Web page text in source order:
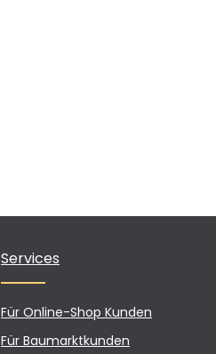
Services
Für Online-Shop Kunden
Für Baumarktkunden